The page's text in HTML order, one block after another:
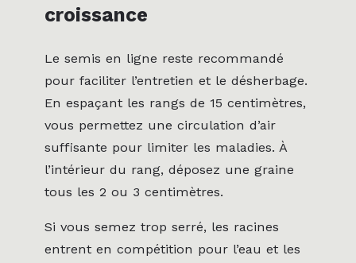
croissance
Le semis en ligne reste recommandé
pour faciliter l’entretien et le désherbage.
En espaçant les rangs de 15 centimètres,
vous permettez une circulation d’air
suffisante pour limiter les maladies. À
l’intérieur du rang, déposez une graine
tous les 2 ou 3 centimètres.
Si vous semez trop serré, les racines
entrent en compétition pour l’eau et les